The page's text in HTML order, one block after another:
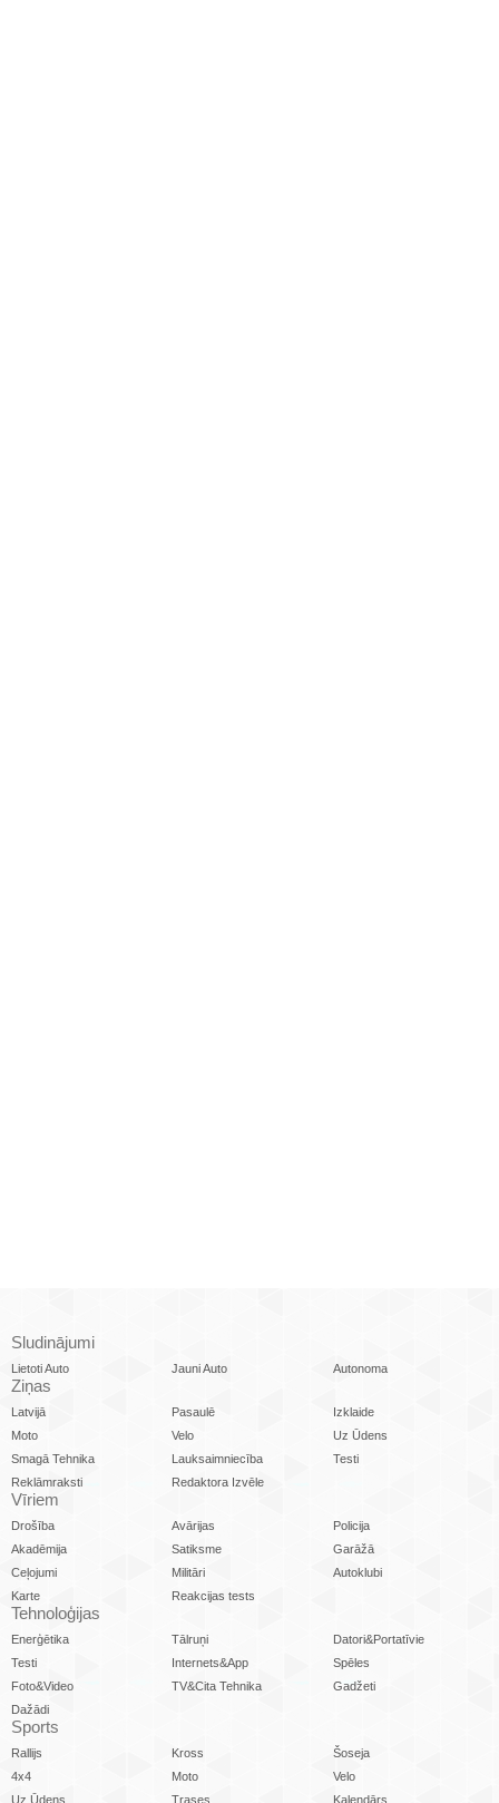
Sludinājumi
Lietoti Auto Jauni Auto Autonoma
Ziņas
Latvijā Pasaulē
Izklaide
Moto
Velo
Uz Ūdens
Smagā Tehnika
Lauksaimniecība
Testi
Reklāmraksti
Redaktora Izvēle
Vīriem
Drošība Avārijas
Policija
Akadēmija
Satiksme
Garāžā
Ceļojumi
Militāri
Autoklubi
Karte
Reakcijas tests
Tehnoloģijas
Enerģētika Tālruņi
Datori&Portatīvie
Testi
Internets&App
Spēles
Foto&Video
TV&Cita Tehnika
Gadžeti
Dažādi
Sports
Rallijs Kross
Šoseja
4x4
Moto
Velo
Uz Ūdens
Trases Kalendārs